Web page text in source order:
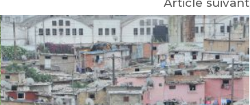
Article suivant